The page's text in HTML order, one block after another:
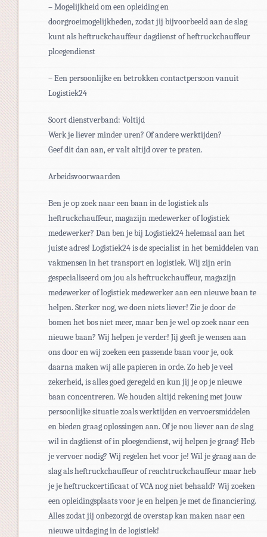
– Mogelijkheid om een opleiding en
doorgroeimogelijkheden, zodat jij bijvoorbeeld aan de slag
kunt als heftruckchauffeur dagdienst of heftruckchauffeur
ploegendienst
– Een persoonlijke en betrokken contactpersoon vanuit
Logistiek24
Soort dienstverband: Voltijd
Werk je liever minder uren? Of andere werktijden?
Geef dit dan aan, er valt altijd over te praten.
Arbeidsvoorwaarden
Ben je op zoek naar een baan in de logistiek als
heftruckchauffeur, magazijn medewerker of logistiek
medewerker? Dan ben je bij Logistiek24 helemaal aan het
juiste adres! Logistiek24 is de specialist in het bemiddelen van
vakmensen in het transport en logistiek. Wij zijn erin
gespecialiseerd om jou als heftruckchauffeur, magazijn
medewerker of logistiek medewerker aan een nieuwe baan te
helpen. Sterker nog, we doen niets liever! Zie je door de
bomen het bos niet meer, maar ben je wel op zoek naar een
nieuwe baan? Wij helpen je verder! Jij geeft je wensen aan
ons door en wij zoeken een passende baan voor je, ook
daarna maken wij alle papieren in orde. Zo heb je veel
zekerheid, is alles goed geregeld en kun jij je op je nieuwe
baan concentreren. We houden altijd rekening met jouw
persoonlijke situatie zoals werktijden en vervoersmiddelen
en bieden graag oplossingen aan. Of je nou liever aan de slag
wil in dagdienst of in ploegendienst, wij helpen je graag! Heb
je vervoer nodig? Wij regelen het voor je! Wil je graag aan de
slag als heftruckchauffeur of reachtruckchauffeur maar heb
je je heftruckcertificaat of VCA nog niet behaald? Wij zoeken
een opleidingsplaats voor je en helpen je met de financiering.
Alles zodat jij onbezorgd de overstap kan maken naar een
nieuwe uitdaging in de logistiek!